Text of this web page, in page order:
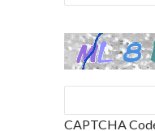
CAPTCHA